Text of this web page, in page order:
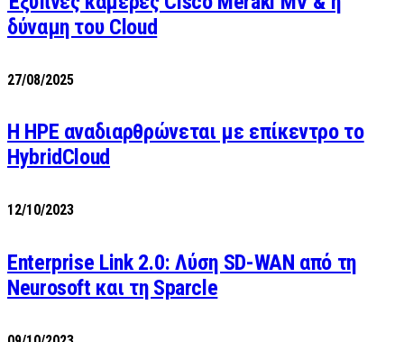
δύναμη του Cloud
27/08/2025
H HPE αναδιαρθρώνεται με επίκεντρο το
HybridCloud
12/10/2023
Enterprise Link 2.0: Λύση SD-WAN από τη
Neurosoft και τη Sparcle